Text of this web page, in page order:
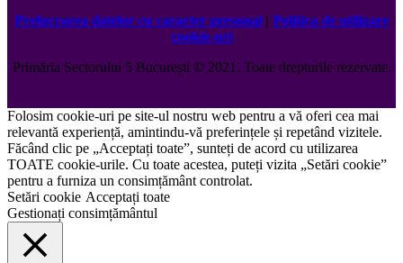
Prelucrarea datelor cu caracter personal | Politica de utilizare
cookie-uri
Primăria Sectorului 5 București ©️2021. Toate drepturile rezervate.
Folosim cookie-uri pe site-ul nostru web pentru a vă oferi cea mai
relevantă experiență, amintindu-vă preferințele și repetând vizitele.
Făcând clic pe „Acceptați toate”, sunteți de acord cu utilizarea
TOATE cookie-urile. Cu toate acestea, puteți vizita „Setări cookie”
pentru a furniza un consimțământ controlat.
Setări cookie Acceptați toate
Gestionați consimțământul